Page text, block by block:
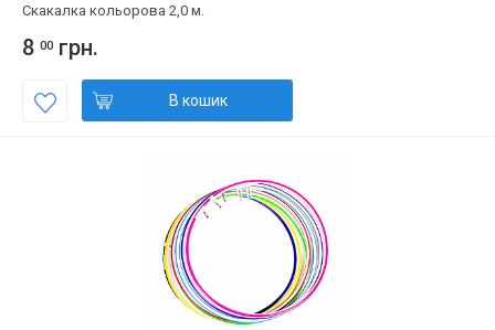
Скакалка кольорова 2,0 м.
8 00 грн.
В кошик